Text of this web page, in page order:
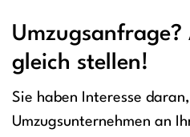
Umzugsanfrage?
gleich stellen!
Sie haben Interesse
Umzugsunternehmen an